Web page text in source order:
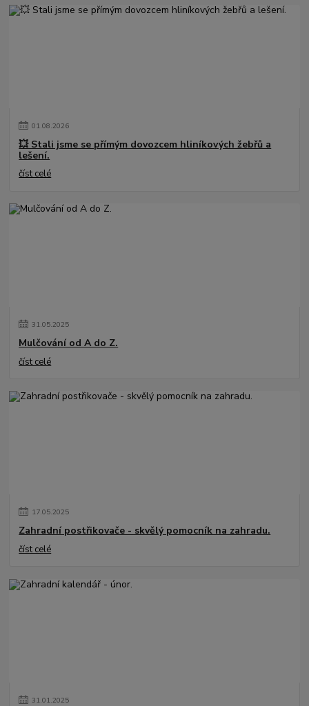
01.08.2026
💥 Stali jsme se přímým dovozcem hliníkových žebřů a
lešení.
číst celé
31.05.2025
Mulčování od A do Z.
číst celé
17.05.2025
Zahradní postřikovače - skvělý pomocník na zahradu.
číst celé
31.01.2025